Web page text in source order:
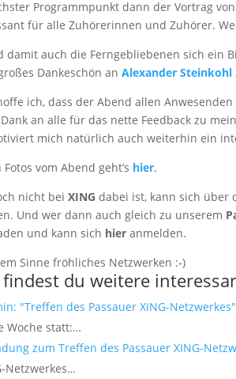
Programmpunkt dann der Vortrag von
für alle Zuhörerinnen und Zuhörer.
damit auch die Ferngebliebenen sich ein
Dankeschön an Alexander Steinkohl
ich, dass der Abend allen
an alle für das nette Feedback zu
mich natürlich auch weiterhin ein
vom Abend geht’s hier.
nicht bei XING dabei ist, kann sich über
Und wer dann auch gleich zu unserem
und kann sich hier anmelden.
Sinne fröhliches Netzwerken :-)
findest du weitere
"Treffen des Passauer XING-
Woche statt:…
zum Treffen des Passauer XING-
Netzwerkes…